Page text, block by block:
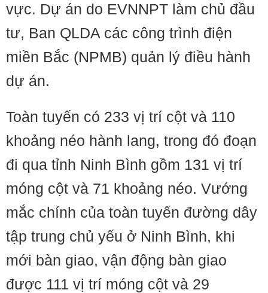
vực. Dự án do EVNNPT làm chủ đầu
tư, Ban QLDA các công trình điện
miền Bắc (NPMB) quản lý điều hành
dự án.
Toàn tuyến có 233 vị trí cột và 110
khoảng néo hành lang, trong đó đoạn
đi qua tỉnh Ninh Bình gồm 131 vị trí
móng cột và 71 khoảng néo. Vướng
mắc chính của toàn tuyến đường dây
tập trung chủ yếu ở Ninh Bình, khi
mới bàn giao, vận động bàn giao
được 111 vị trí móng cột và 29